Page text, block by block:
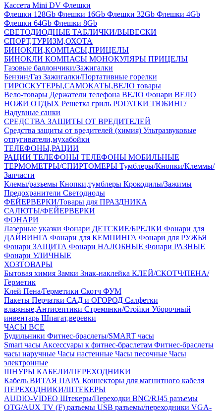
Кассета Mini DV Флешки
Флешки 128Gb Флешки 16Gb Флешки 32Gb Флешки 4Gb
Флешки 64Gb Флешки 8Gb
СВЕТОДИОДНЫЕ ТАБЛИЧКИ/ВЫВЕСКИ
СПОРТ,ТУРИЗМ,ОХОТА
БИНОКЛИ,КОМПАСЫ,ПРИЦЕЛЫ
БИНОКЛИ КОМПАСЫ МОНОКУЛЯРЫ ПРИЦЕЛЫ
Газовые баллончики/Зажигалки
Бензин/Газ Зажигалки/Портативные горелки
ГИРОСКУТЕРЫ,САМОКАТЫ,ВЕЛО товары
Вело-товары Держатели телефона ВЕЛО Фонари ВЕЛО
НОЖИ ОТДЫХ Решетка гриль РОГАТКИ ТЮБИНГ/
Надувные санки
СРЕДСТВА ЗАЩИТЫ ОТ ВРЕДИТЕЛЕЙ
Средства защиты от вредителей (химия) Ультразвуковые
отпугиватели,мухабойки
ТЕЛЕФОНЫ,РАЦИИ
РАЦИИ ТЕЛЕФОНЫ ТЕЛЕФОНЫ МОБИЛЬНЫЕ
ТЕРМОМЕТРЫ/СПИРТОМЕРЫ Тумблеры/Кнопки/Клеммы/
Запчасти
Клемы/разъемы Кнопки,тумблеры Крокодилы/Зажимы
Предохранители Светодиоды
ФЕЙЕРВЕРКИ/Товары для ПРАЗДНИКА
САЛЮТЫ/ФЕЙЕРВЕРКИ
ФОНАРИ
Лазерные указки Фонари ДЕТСКИЕ/БРЕЛКИ Фонари для
ДАЙВИНГА Фонари для КЕМПИНГА Фонари для РУЖЬЯ
Фонари ЗАЩИТА Фонари НАЛОБНЫЕ Фонари РАЗНЫЕ
Фонари УЛИЧНЫЕ
ХОЗТОВАРЫ
Бытовая химия Замки Знак-наклейка КЛЕЙ/СКОТЧ/ПЕНА/
Герметик
Клей Пена/Герметики Скотч ФУМ
Пакеты Перчатки САД и ОГОРОД Салфетки
влажные,Антисептики Стремянки/Стойки Уборочный
инвентарь Шпагат,веревки
ЧАСЫ ВСЕ
Будильники Фитнес-браслеты/SMART часы
Smart часы Аксессуары к фитнес-браслетам Фитнес-браслеты
часы наручные Часы настенные Часы песочные Часы
электронные
ШНУРЫ КАБЕЛИ/ПЕРЕХОДНИКИ
Кабель ВИТАЯ ПАРА Коннекторы для магнитного кабеля
ПЕРЕХОДНИКИ/ШТЕКЕРЫ
AUDIO-VIDEO Штекеры/Переходки BNC/RJ45 разъемы
OTG/AUX TV (F) разъемы USB разъемы/переходники VGA-